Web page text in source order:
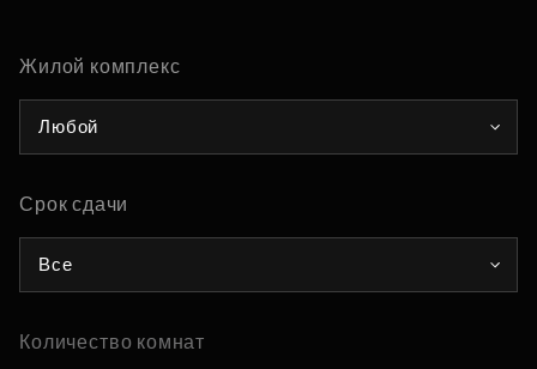
Жилой комплекс
Любой
Срок сдачи
Все
Количество комнат